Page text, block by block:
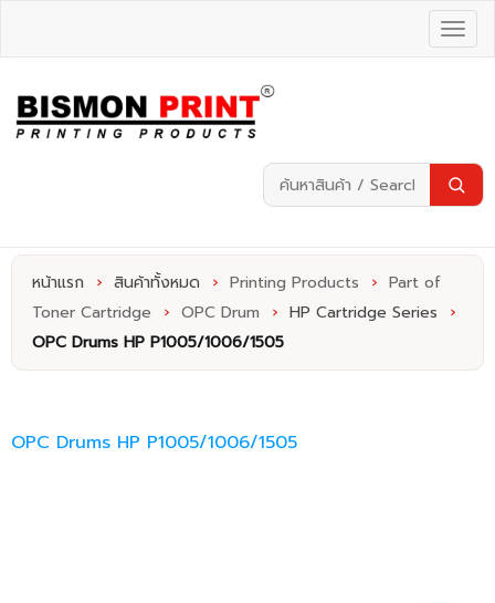
หน้าแรก › สินค้าทั้งหมด › Printing Products › Part of
Toner Cartridge
› OPC Drum › HP Cartridge Series
›
OPC Drums HP P1005/1006/1505
OPC Drums HP P1005/1006/1505